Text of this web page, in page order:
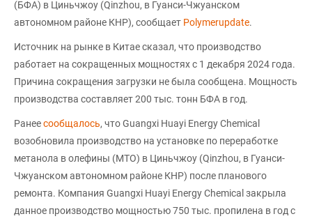
(БФА) в Циньчжоу (Qinzhou, в Гуанси-Чжуанском
автономном районе КНР), сообщает Polymerupdate.
Источник на рынке в Китае сказал, что производство
работает на сокращенных мощностях с 1 декабря 2024 года.
Причина сокращения загрузки не была сообщена. Мощность
производства составляет 200 тыс. тонн БФА в год.
Ранеесообщалось, что Guangxi Huayi Energy Chemical
возобновила производство на установке по переработке
метанола в олефины (MTO) в Циньчжоу (Qinzhou, в Гуанси-
Чжуанском автономном районе КНР) после планового
ремонта. Компания Guangxi Huayi Energy Chemical закрыла
данное производство мощностью 750 тыс. пропилена в год с